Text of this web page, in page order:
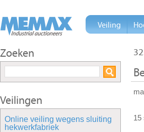
15
Zoeken
Veilingen
Online veiling wegens sluiting
hekwerkfabriek
Veiling